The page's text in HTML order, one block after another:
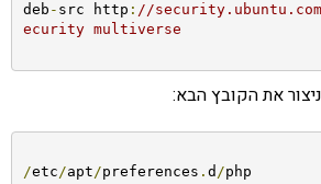
deb - src http : //
ecurity multiverse
את הקובץ הבא:
/etc/apt/preferences . d /php